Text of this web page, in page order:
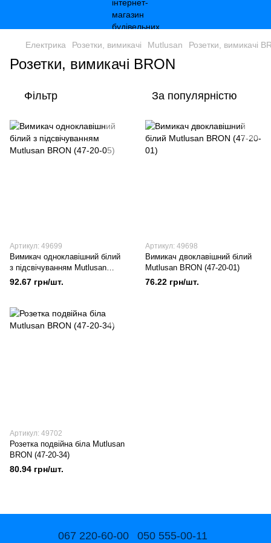
Електрика Розетки, вимикачі Mutlusan Розетки, вимикачі
Розетки, вимикачі BRON
Фільтр За популярністю
Артикул: 49699
Вимикач одноклавішний білий
з підсвічуванням Mutlusan
BRON (47-20-05)
92.67 грн/шт.
Артикул: 49698
Вимикач двоклавішний білий
Mutlusan BRON (47-20-01)
76.22 грн/шт.
Артикул: 49702
Розетка подвійна біла Mutlusan
BRON (47-20-34)
80.94 грн/шт.
067 220-60-00 050 555-00-11